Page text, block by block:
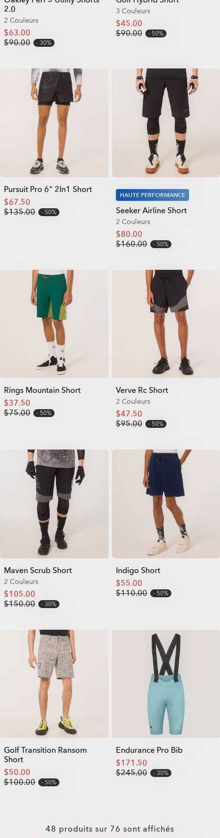
2.0
2 Couleurs
$63.00
$90.00
30%
3 Couleurs
$45.00
$90.00
50%
Pursuit Pro 6" 2In1 Short
$67.50
$135.00
50%
HAUTE PERFORMANCE
Seeker Airline Short
2 Couleurs
$80.00
$160.00
50%
Rings Mountain Short
$37.50
$75.00
50%
Verve Rc Short
2 Couleurs
$47.50
$95.00
50%
Maven Scrub Short
2 Couleurs
$105.00
$150.00
30%
Indigo Short
$55.00
$110.00
50%
Golf Transition Ransom
Short
$50.00
$100.00
50%
Endurance Pro Bib
$171.50
$245.00
30%
48 produits sur 76 sont affichés